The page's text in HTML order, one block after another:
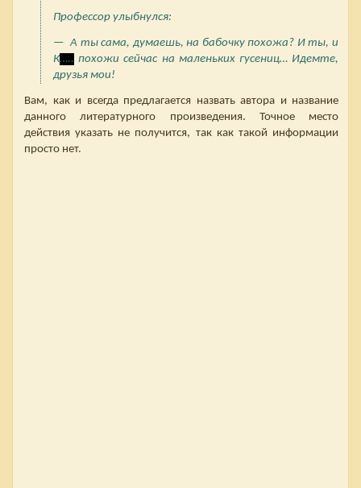
Профессор улыбнулся:
— А ты сама, думаешь, на бабочку похожа? И ты, и
К….. похожи сейчас на маленьких гусениц… Идемте,
друзья мои!
Вам, как и всегда предлагается назвать автора и название
данного литературного произведения. Точное место
действия указать не получится, так как такой информации
просто нет.